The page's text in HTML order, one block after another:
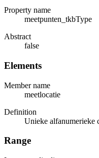
Property name
meetpunten_tkbType
Abstract
false
Elements
Member name
meetlocatie
Definition
Unieke alfanumerieke
Range